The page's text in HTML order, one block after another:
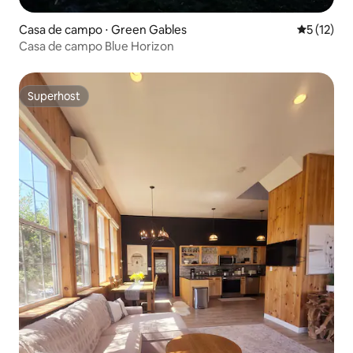
Casa de campo ⋅ Green Gables 5 de uma
5 (12)
Casa de campo Blue Horizon
Superhost
Superhost